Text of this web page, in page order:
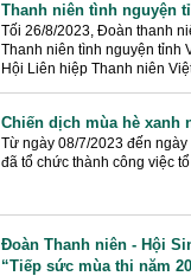
Thanh niên tình nguyện
Tối 26/8/2023, Đoàn thanh
Thanh niên tình nguyện tỉnh
Hội Liên hiệp Thanh niên
Chiến dịch mùa hè xanh
Từ ngày 08/7/2023 đến
đã tổ chức thành công việc
Đoàn Thanh niên - Hội
“Tiếp sức mùa thi năm